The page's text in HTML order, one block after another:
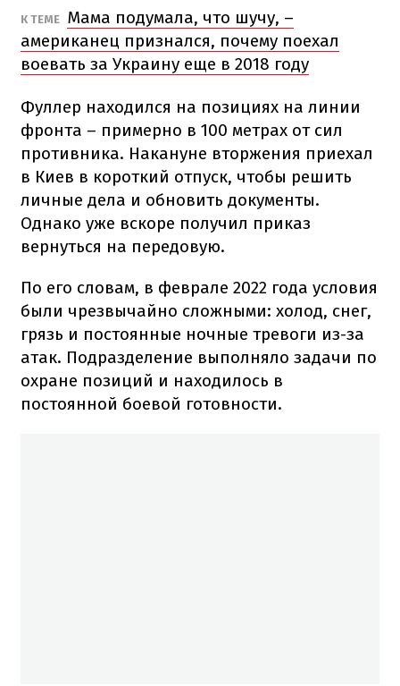
К ТЕМЕ Мама подумала, что шучу, –
американец признался, почему поехал
воевать за Украину еще в 2018 году
Фуллер находился на позициях на линии
фронта – примерно в 100 метрах от сил
противника. Накануне вторжения приехал
в Киев в короткий отпуск, чтобы решить
личные дела и обновить документы.
Однако уже вскоре получил приказ
вернуться на передовую.
По его словам, в феврале 2022 года условия
были чрезвычайно сложными: холод, снег,
грязь и постоянные ночные тревоги из-за
атак. Подразделение выполняло задачи по
охране позиций и находилось в
постоянной боевой готовности.